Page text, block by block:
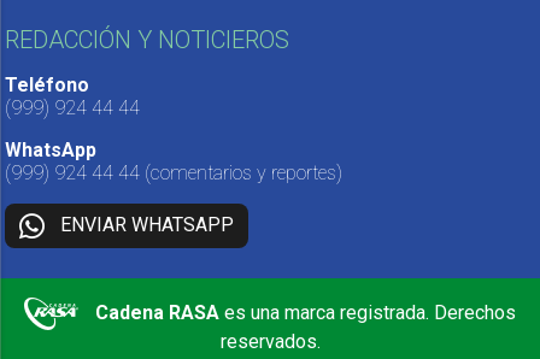
REDACCIÓN Y NOTICIEROS
Teléfono
(999) 924 44 44
WhatsApp
(999) 924 44 44 (comentarios y reportes)
ENVIAR WHATSAPP
Cadena RASA es una marca registrada. Derechos
reservados.